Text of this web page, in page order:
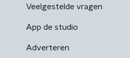
Veelgestelde vragen
App de studio
Adverteren